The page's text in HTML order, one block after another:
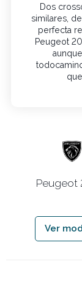
Dos
similares,
perfecta
Peugeot
Peugeot
Ver